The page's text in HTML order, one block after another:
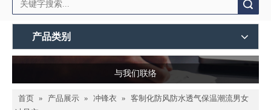
产品类别
与我们联络
首页 » 产品展示 » 冲锋衣 » 客制化防风防水透气保温潮流男女